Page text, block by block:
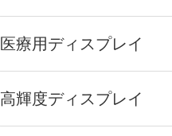
医療用ディスプレイ
高輝度ディスプレイ